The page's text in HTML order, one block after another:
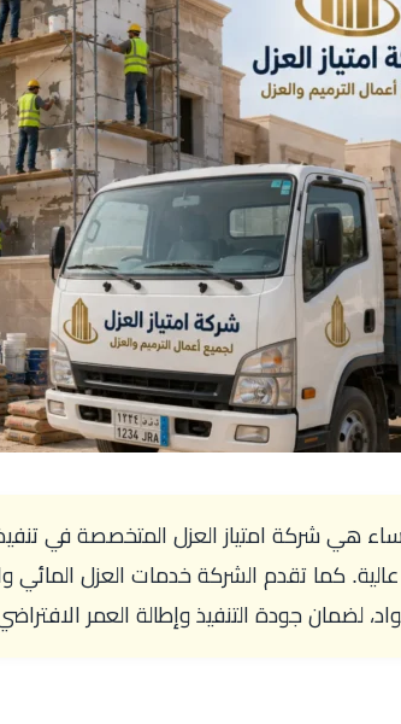
هي شركة امتياز العزل المتخصصة في تنفيذ
عالية. كما تقدم الشركة خدمات العزل المائي
لضمان جودة التنفيذ وإطالة العمر